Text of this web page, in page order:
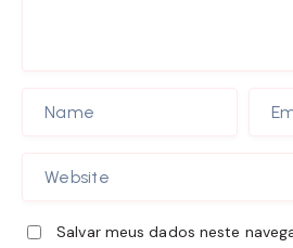
Salvar meus dados neste